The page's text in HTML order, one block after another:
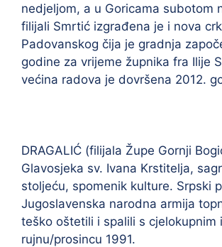
nedjeljom, a u Goricama subotom
filijali Smrtić izgrađena je i nova
Padovanskog čija je gradnja
godine za vrijeme župnika fra Ilije
većina radova je dovršena 2012.
DRAGALIĆ (filijala Župe Gornji
Glavosjeka sv. Ivana Krstitelja,
stoljeću, spomenik kulture. Srpski
Jugoslavenska narodna armija
teško oštetili i spalili s cjelokupnim
rujnu/prosincu 1991.